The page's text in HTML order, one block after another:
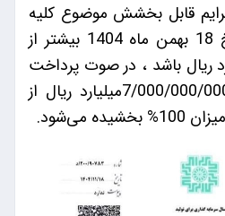
قابل بخشش موضوع کلیه
قوانین مالیاتی در تاریخ 18 بهمن ماه 1404 بیشتر از
000 میلیارد ریال باشد ، در صوت پرداخت
مازاد ، معادل مبلغ 7/000/000/000میلیارد ریال از
می‌شود.